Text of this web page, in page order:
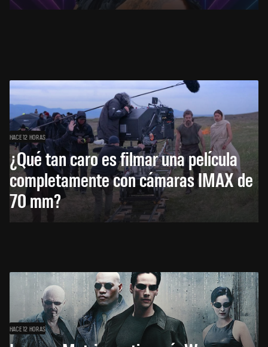
HACE 12 HORAS
¿Qué tan caro es filmar una película
completamente con cámaras IMAX de
70 mm?
HACE 12 HORAS